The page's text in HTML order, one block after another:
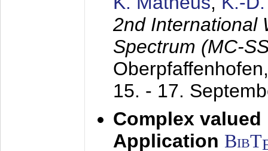
2nd International
Spectrum (MC-
15. - 17.
Complex valued
Application BibT